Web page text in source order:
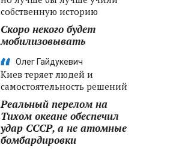
собственную историю
Скоро некого будет
мобилизовывать
Олег Гайдукевич
Киев теряет людей и
самостоятельность решений
Реальный перелом на
Тихом океане обеспечил
удар СССР, а не атомные
бомбардировки